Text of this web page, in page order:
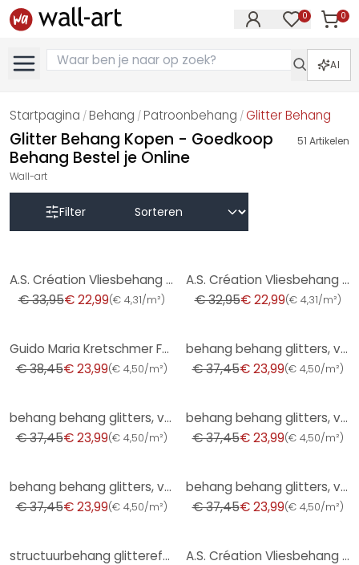
0 0
AI
Startpagina / Behang / Patroonbehang / Glitter Behang
Glitter Behang Kopen - Goedkoop
Behang Bestel je Online
Wall-art
51 Artikelen
Filter
A.S. Création Vliesbehang met Glitter Memory 3
€ 33,95€ 22,99(€ 4,31/m²)
A.S. Création Vliesbehang met Glitter Memory 3
€ 32,95€ 22,99(€ 4,31/m²)
Guido Maria Kretschmer Fashion Vliesbehang
€ 38,45€ 23,99(€ 4,50/m²)
behang behang glitters, vliesbehang Fashion for Walls 4 van Guido Maria Kretschmer groen
€ 37,45€ 23,99(€ 4,50/m²)
behang behang glitters, vliesbehang Fashion for Walls 4 van Guido Maria Kretschmer goud
€ 37,45€ 23,99(€ 4,50/m²)
behang behang glitters, vliesbehang Fashion for Walls 4 by Guido Maria Kretschmer beige
€ 37,45€ 23,99(€ 4,50/m²)
behang behang glitters, vliesbehang Fashion for Walls 4 van Guido Maria Kretschmer beige
€ 37,45€ 23,99(€ 4,50/m²)
behang behang glitters, vliesbehang Fashion for Walls 4 van Guido Maria Kretschmer paars
€ 37,45€ 23,99(€ 4,50/m²)
structuurbehang glittereffect roze zilver - effen structuurbehang - vliesbehang
A.S. Création Vliesbehang met Glitter Memory 3